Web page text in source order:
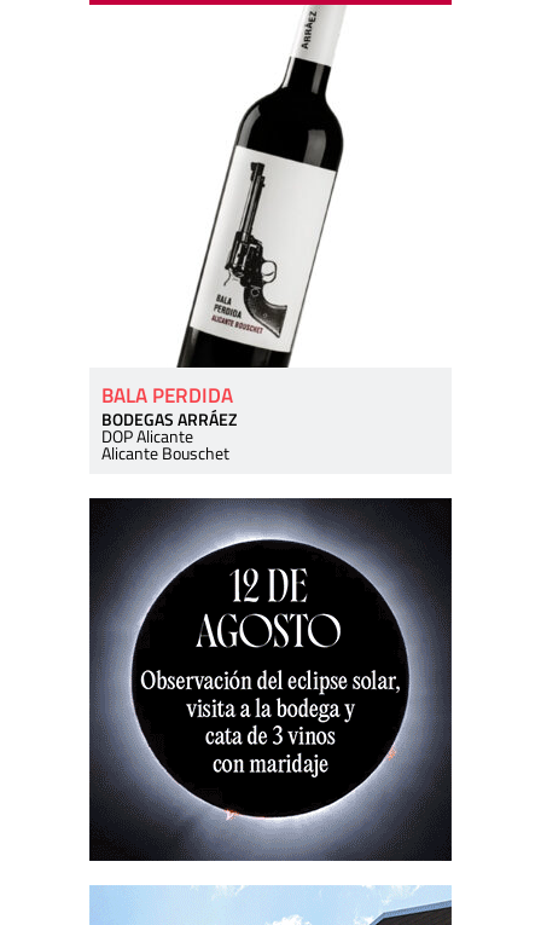
BALA PERDIDA
BODEGAS ARRÁEZ
DOP Alicante
Alicante Bouschet